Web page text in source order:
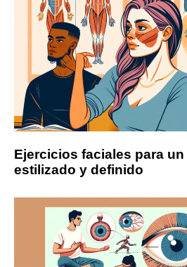
Ejercicios faciales para
estilizado y definido